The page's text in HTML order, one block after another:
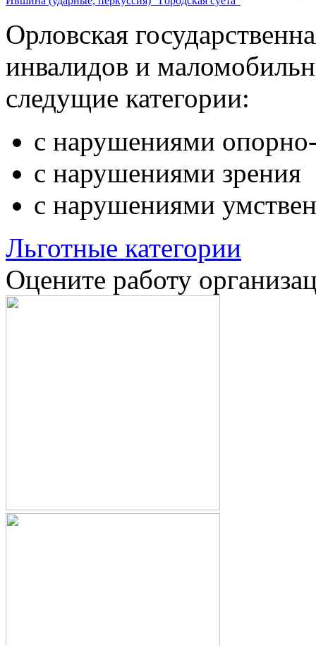
Орловская
инвалидов и
следущие категории:
с нарушениями опорно-
с нарушениями зрения
с нарушениями
Льготные категории
Оцените работу